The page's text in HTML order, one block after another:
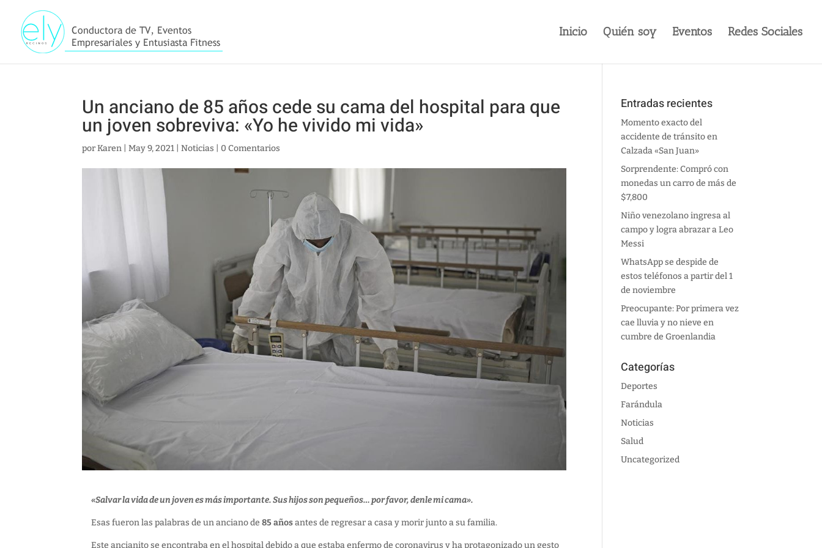
Inicio Quién soy Eventos Redes Sociales
Un anciano de 85 años cede su cama del hospital para que
un joven sobreviva: «Yo he vivido mi vida»
porKaren |May 9, 2021 |Noticias 0 Comentarios
«Salvar la vida de un joven es más importante. Sus hijos son pequeños… por favor, denle mi cama».
Esas fueron las palabras de un anciano de85 añosantes de regresar a casa y morir junto a su familia.
Este ancianito se encontraba en el hospital debido a que estaba enfermo de coronavirus y ha protagonizado un gesto
Entradas recientes
Momento exacto del
accidente de tránsito en
Calzada «San Juan»
Sorprendente: Compró con
monedas un carro de más de
$7,800
Niño venezolano ingresa al
campo y logra abrazar a Leo
Messi
WhatsApp se despide de
estos teléfonos a partir del 1
de noviembre
Preocupante: Por primera vez
cae lluvia y no nieve en
cumbre de Groenlandia
Categorías
Deportes
Farándula
Noticias
Salud
Uncategorized